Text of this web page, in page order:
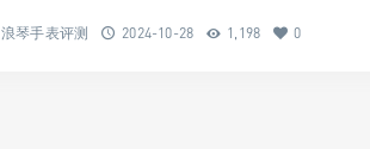
浪琴手表评测 2024-10-28 1,198 0